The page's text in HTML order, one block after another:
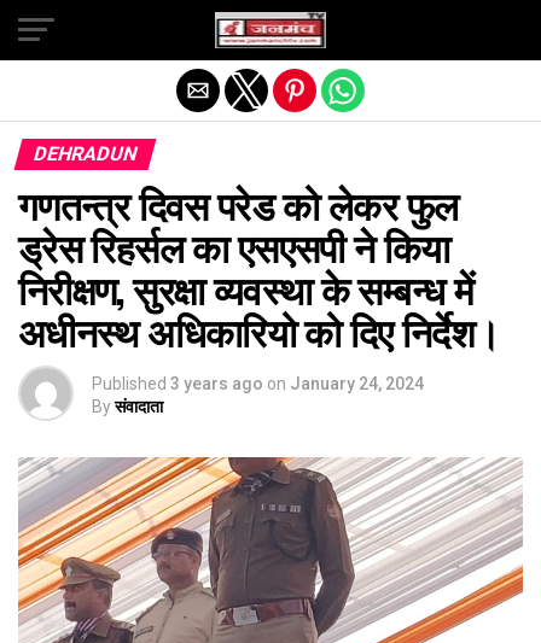
DEHRADUN
गणतन्त्र दिवस परेड को लेकर फुल
ड्रेस रिहर्सल का एसएसपी ने किया
निरीक्षण, सुरक्षा व्यवस्था के सम्बन्ध में
अधीनस्थ अधिकारियो को दिए निर्देश।
Published 3 years ago on January 24, 2024
Byसंवादाता
Exit mobile version